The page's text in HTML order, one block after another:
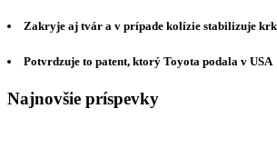
Zakryje aj tvár a v prípade kolízie stabilizuje
Potvrdzuje to patent, ktorý Toyota podala v USA
Najnovšie príspevky